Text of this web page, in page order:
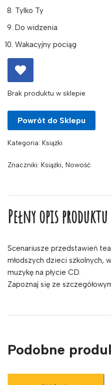
Tylko Ty
Do widzenia
Wakacyjny pociąg
Brak produktu w sklepie
Powrót do Sklepu
Kategoria: Książki
Znaczniki: Książki, Nowość
Pełny opis produktu
Scenariusze przedstawień
młodszych dzieci szkolnych,
muzykę na płycie CD.
Zapoznaj się ze
Podobne